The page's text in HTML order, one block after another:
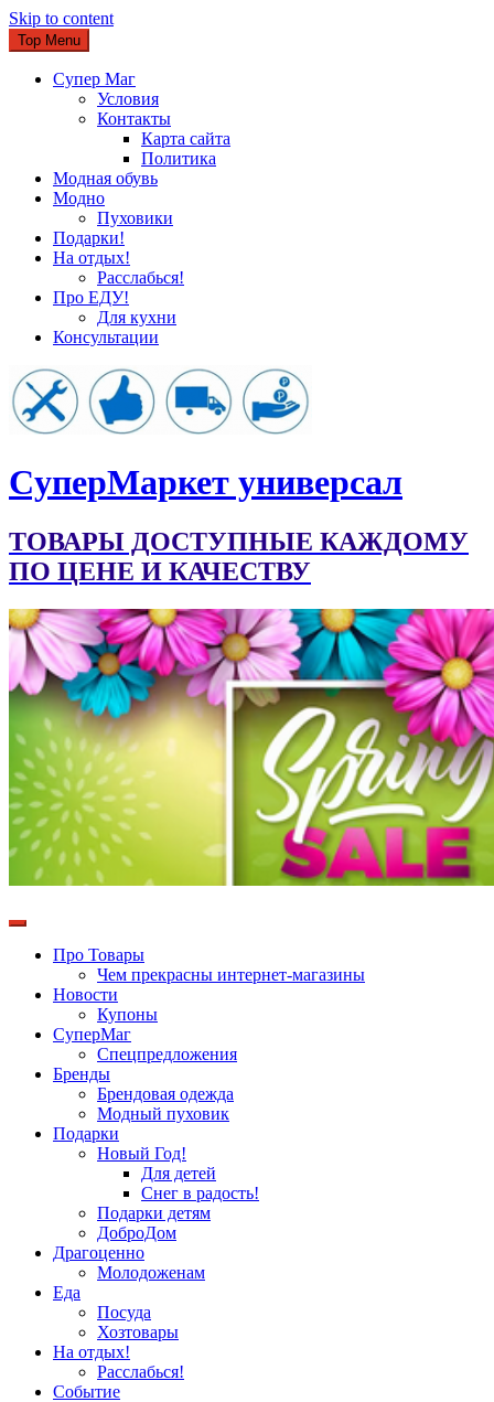
Skip to content
Top Menu
Супер Маг
Условия
Контакты
Карта сайта
Политика
Модная обувь
Модно
Пуховики
Подарки!
На отдых!
Расслабься!
Про ЕДУ!
Для кухни
Консультации
CуперМаркет универсал
ТОВАРЫ ДОСТУПНЫЕ КАЖДОМУ
ПО ЦЕНЕ И КАЧЕСТВУ
Про Товары
Чем прекрасны интернет-магазины
Новости
Купоны
СуперМаг
Спецпредложения
Бренды
Брендовая одежда
Модный пуховик
Подарки
Новый Год!
Для детей
Снег в радость!
Подарки детям
ДоброДом
Драгоценно
Молодоженам
Еда
Посуда
Хозтовары
На отдых!
Расслабься!
Событие